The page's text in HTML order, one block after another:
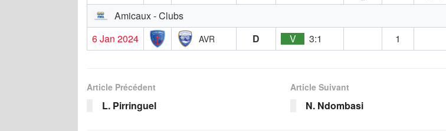
Amicaux - Clubs
6 Jan 2024
AVR D V 3:1 1
Article Précédent
L. Pirringuel
Article Suivant
N. Ndombasi